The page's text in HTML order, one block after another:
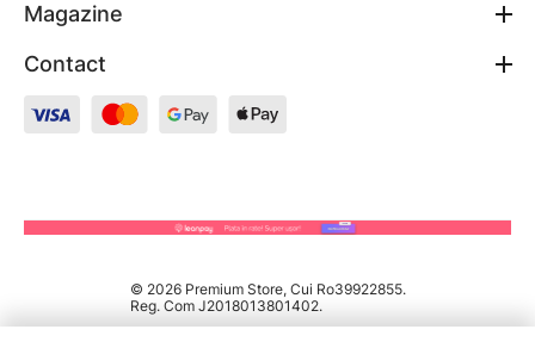
Magazine
Contact
© 2026 Premium Store, Cui Ro39922855.
Reg. Com J2018013801402.